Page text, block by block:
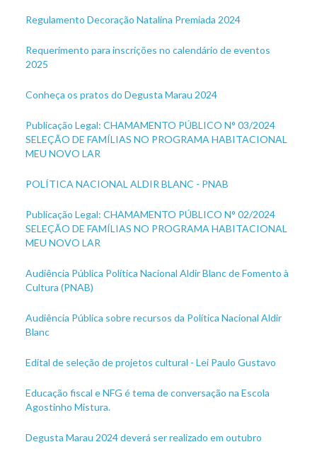
Regulamento Decoração Natalina Premiada 2024
Requerimento para inscrições no calendário de eventos
2025
Conheça os pratos do Degusta Marau 2024
Publicação Legal: CHAMAMENTO PÚBLICO N° 03/2024
SELEÇÃO DE FAMÍLIAS NO PROGRAMA HABITACIONAL
MEU NOVO LAR
POLÍTICA NACIONAL ALDIR BLANC - PNAB
Publicação Legal: CHAMAMENTO PÚBLICO N° 02/2024
SELEÇÃO DE FAMÍLIAS NO PROGRAMA HABITACIONAL
MEU NOVO LAR
Audiência Pública Política Nacional Aldir Blanc de Fomento à
Cultura (PNAB)
Audiência Pública sobre recursos da Política Nacional Aldir
Blanc
Edital de seleção de projetos cultural - Lei Paulo Gustavo
Educação fiscal e NFG é tema de conversação na Escola
Agostinho Mistura.
Degusta Marau 2024 deverá ser realizado em outubro